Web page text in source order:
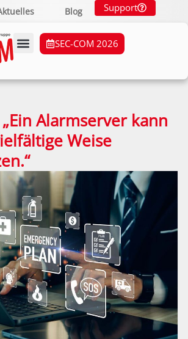
Blog Support
SEC-COM 2026
Alarmserver kann
Weise